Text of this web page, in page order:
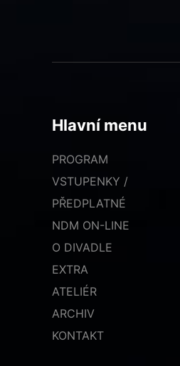
Hlavní menu
PROGRAM
VSTUPENKY /
PŘEDPLATNÉ
NDM ON-LINE
O DIVADLE
EXTRA
ATELIÉR
ARCHIV
KONTAKT